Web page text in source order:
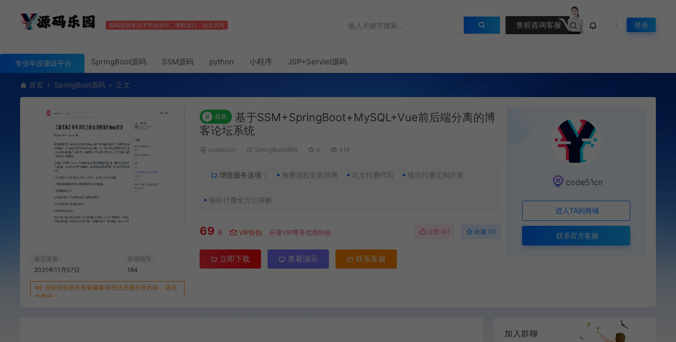
源码乐园专注于毕业设计，课程设计，论文代写 售前咨询客服 登录
专业毕设课设平台 SpringBoot源码 SSM源码 python 小程序 JSP+Servlet源码
首页 SpringBoot源码 正文
最近更新
2021年11月07日
资源编号
184
当前信息若含有黄赌毒等违法违规不良内容，请点
此举报！
# 最新
基于SSM+SpringBoot+MySQL+Vue前后端分离的博
客论坛系统
code51cn SpringBoot源码 0 416
增值服务选项： 免费远程安装部署 论文付费代写 项目付费定制开发
项目付费全方位讲解
69 R VIP折扣 开通VIP尊享优惠特权 点赞 (0) 收藏 (0)
立即下载 查看演示 联系客服
code51cn
进入TA的商铺
联系官方客服
加入群聊